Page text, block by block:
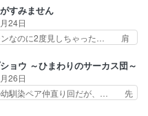
ディ君釣り… ルーデウスにシル
シーとの… 離れ離れになったり
望の大…
は...なんぞ… テンポの良いボ
わせつつ、… この作品、ストー
にも全く… 家で机に向かってる
か、ラ… お姉ちゃんと話せ
うのだ… 息をするかのように3
ララの王子様探しが本格的
…
すみません
24日
ンなのに2度見しちゃった… 肩
ね！糸と類を助けよう… 類の面
そう糸は誰とでも… 源くんを
糸と周りの出来事… 源くん、甘
思ったよりラブ… 糸ちゃんのま
ョウ ～ひまわりのサーカス団～
26日
幼馴染ペア仲直り回だが、… 先